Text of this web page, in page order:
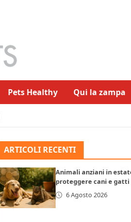
Pets Healthy Qui la zampa
ARTICOLI RECENTI
Animali anziani in
proteggere cani e gatti
6 Agosto 2026